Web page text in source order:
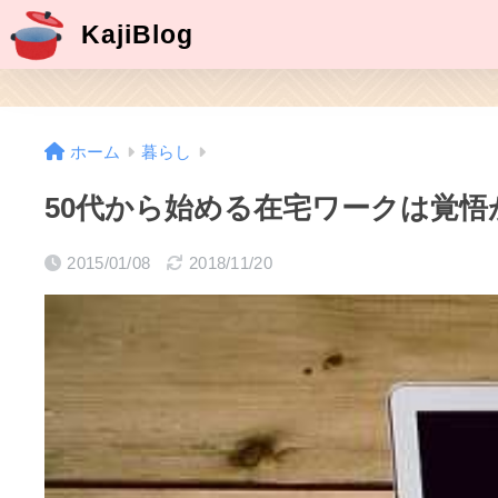
KajiBlog
ホーム 暮らし
50代から始める在宅ワークは覚悟
2015/01/08 2018/11/20